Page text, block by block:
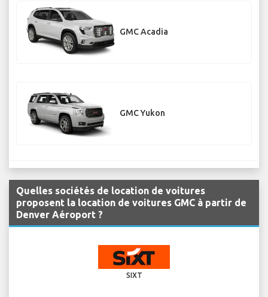
GMC Acadia
GMC Yukon
Quelles sociétés de location de voitures
proposent la location de voitures GMC à partir de
Denver Aéroport ?
SIXT